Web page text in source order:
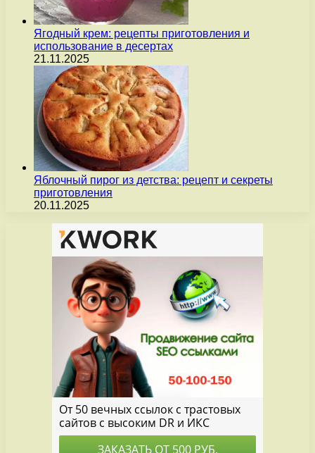
Ягодный крем: рецепты приготовления и
использование в десертах
21.11.2025
Яблочный пирог из детства: рецепт и секреты
приготовления
20.11.2025